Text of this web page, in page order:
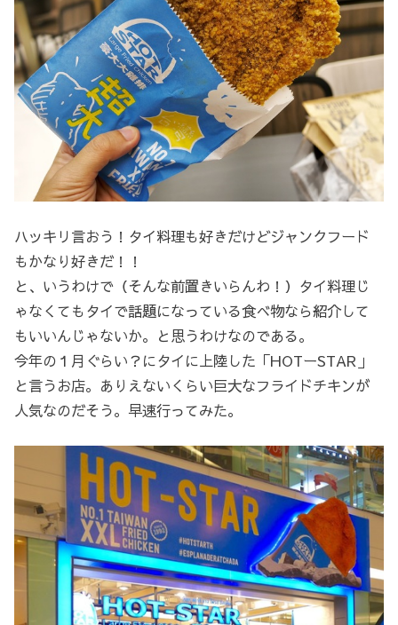
ハッキリ言おう！タイ料理も好きだけどジャンクフード
もかなり好きだ！！
と、いうわけで（そんな前置きいらんわ！）タイ料理じ
ゃなくてもタイで話題になっている食べ物なら紹介して
もいいんじゃないか。と思うわけなのである。
今年の１月ぐらい？にタイに上陸した「HOTーSTAR」
と言うお店。ありえないくらい巨大なフライドチキンが
人気なのだそう。早速行ってみた。